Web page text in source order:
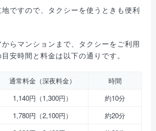
ですので、タクシーを使うときも便利
らマンションまで、タクシーをご利用
安時間と料金は以下の通りです。
通常料金（深夜料金）
時間
1,140円（1,300円）
約10分
1,780円（2,100円）
約20分